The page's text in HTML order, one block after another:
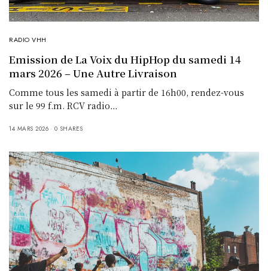
RADIO VHH
Emission de La Voix du HipHop du samedi 14
mars 2026 – Une Autre Livraison
Comme tous les samedi à partir de 16h00, rendez-vous
sur le 99 f.m. RCV radio…
14 MARS 2026 0 SHARES